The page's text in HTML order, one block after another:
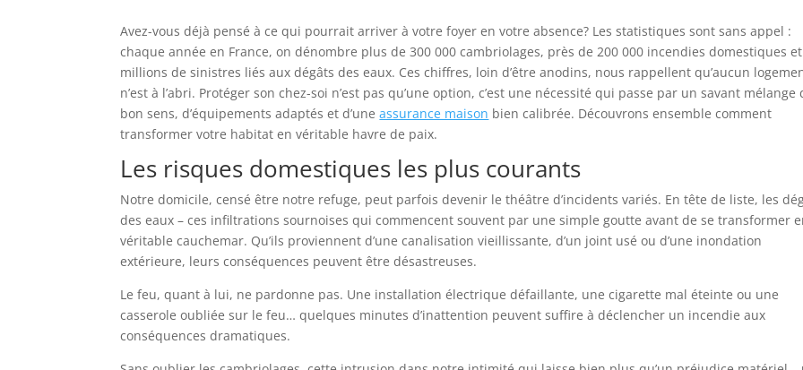
Avez-vous déjà pensé à ce qui pourrait arriver à votre foyer en votre absence? Les statistiques sont sans appel :
chaque année en France, on dénombre plus de 300 000 cambriolages, près de 200 000 incendies domestiques
millions de sinistres liés aux dégâts des eaux. Ces chiffres, loin d’être anodins, nous rappellent qu’aucun
n’est à l’abri. Protéger son chez-soi n’est pas qu’une option, c’est une nécessité qui passe par un savant mélange
bon sens, d’équipements adaptés et d’uneassurance maison bien calibrée. Découvrons ensemble comment
transformer votre habitat en véritable havre de paix.
Les risques domestiques les plus courants
Notre domicile, censé être notre refuge, peut parfois devenir le théâtre d’incidents variés. En tête de liste, les
des eaux – ces infiltrations sournoises qui commencent souvent par une simple goutte avant de se transformer
véritable cauchemar. Qu’ils proviennent d’une canalisation vieillissante, d’un joint usé ou d’une inondation
extérieure, leurs conséquences peuvent être désastreuses.
Le feu, quant à lui, ne pardonne pas. Une installation électrique défaillante, une cigarette mal éteinte ou une
casserole oubliée sur le feu… quelques minutes d’inattention peuvent suffire à déclencher un incendie aux
conséquences dramatiques.